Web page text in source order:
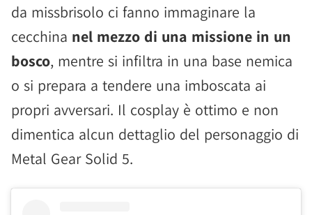
da missbrisolo ci fanno immaginare la
cecchina nel mezzo di una missione in un
bosco, mentre si infiltra in una base nemica
o si prepara a tendere una imboscata ai
propri avversari. Il cosplay è ottimo e non
dimentica alcun dettaglio del personaggio di
Metal Gear Solid 5.